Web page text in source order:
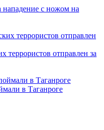
нападение с ножом на
террористов отправлен за
в Таганроге